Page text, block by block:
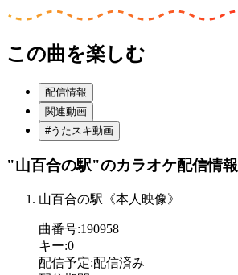
この曲を楽しむ
配信情報
関連動画
#うたスキ動画
"山百合の駅"のカラオケ配信情報
山百合の駅《本人映像》
曲番号:190958
キー:0
配信予定:配信済み